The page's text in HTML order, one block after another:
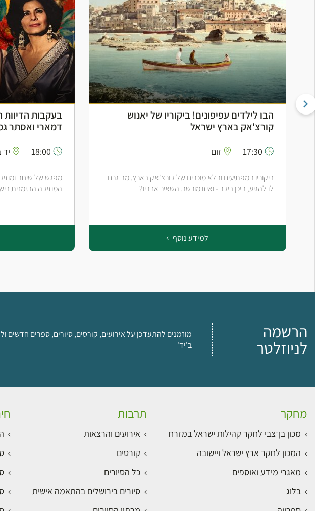
הבו לילדים עפיפונים! ביקוריו של יאנוש
קורצ'אק בארץ ישראל
17:30 זום
ביקוריו המפתיעים והלא מוכרים של קורצ'אק בארץ. מה גרם
לו להגיע, היכן ביקר - ואיזו מורשת השאיר אחריו?
למידע נוסף
בעקבות
דמארי ואסתר
יד
מפגש של שיחה
המוזיקה התימנית
הרשמה
לניוזלטר
מוזמנים להתעדכן על אירועים, קורסים, סיורים, ספרים
ב'יד'
מחקר
מכון בן־צבי לחקר קהילות ישראל במזרח
המכון לחקר ארץ ישראל ויישובה
מאגרי מידע ואוספים
בלוג
תרבות
אירועים והרצאות
קורסים
כל הסיורים
סיורים בירושלים בהתאמה אישית